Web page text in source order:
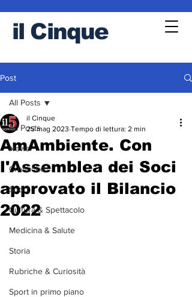
il Cinque
Post
All Posts
News
Cronache
Sport
Cultura & Spettacolo
Medicina & Salute
Storia
Rubriche & Curiosità
Sport in primo piano
All Posts
AmAmbiente. Con
l'Assemblea dei Soci
approvato il Bilancio
2022
il Cinque
25 mag 2023 Tempo di lettura: 2 min